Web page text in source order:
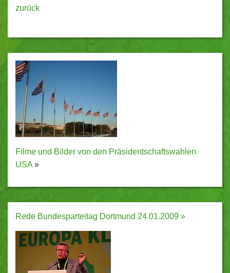
zurück
Filme und Bilder von den Präsidentschaftswahlen
USA »
Rede Bundesparteitag Dortmund 24.01.2009 »